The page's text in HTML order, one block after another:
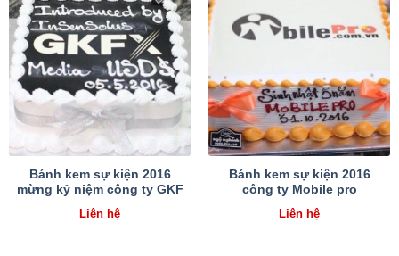
Bánh kem sự kiện 2016
mừng kỷ niệm công ty GKF
Liên hệ
Bánh kem sự kiện 2016
công ty Mobile pro
Liên hệ